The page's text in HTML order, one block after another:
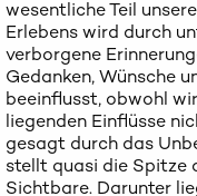
wesentliche Teil
Erlebens wird durch
verborgene
Gedanken, Wünsche
beeinflusst, obwohl
liegenden Einflüsse
gesagt durch das
stellt quasi die Spitze
Sichtbare. Darunter